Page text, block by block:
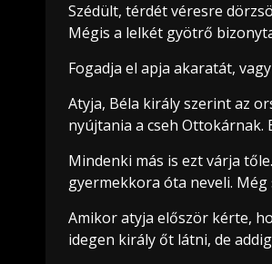
Szédült, térdét véresre
Mégis a lelkét gyötrő
Fogadja el apja akaratát,
Atyja, Béla király szerint az
nyújtania a cseh Ottokárnak.
Mindenki más is ezt várja
gyermekkora óta neveli.
Amikor atyja először kérte,
idegen király őt látni, de